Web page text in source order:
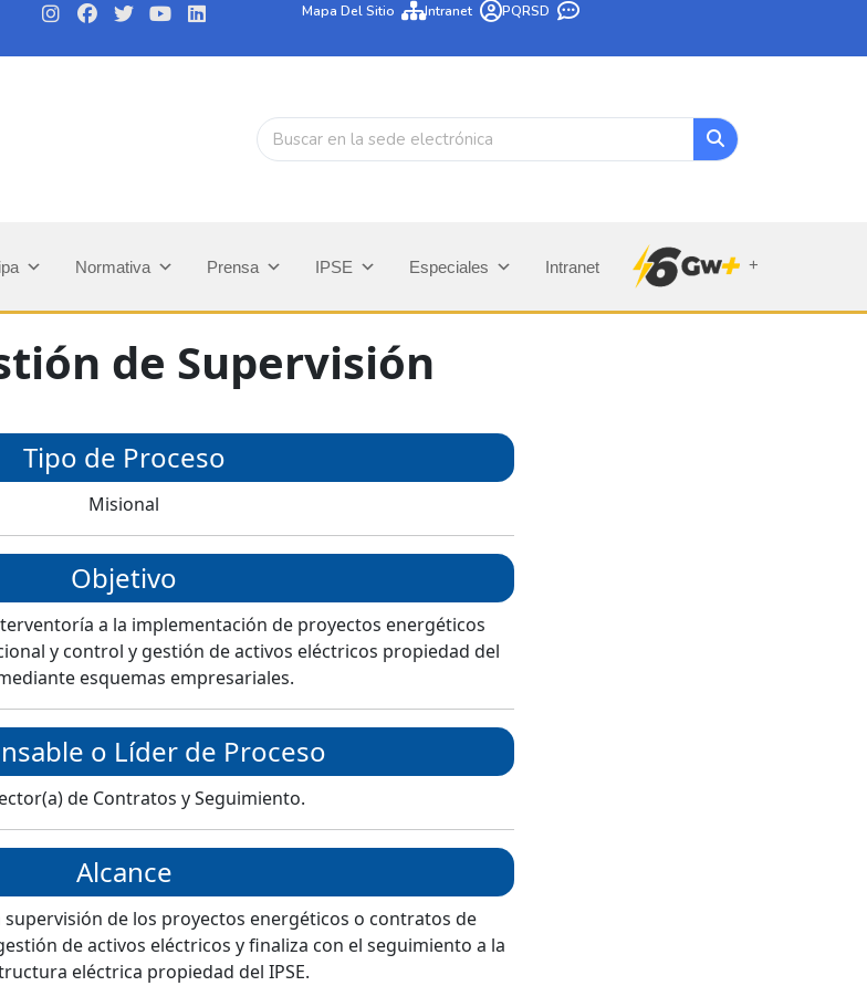
Mapa Del Sitio Intranet PQRSD
Normativa Prensa IPSE Especiales Intranet +
de Supervisión
Tipo de Proceso
Misional
Objetivo
a la implementación de proyectos energéticos
y control y gestión de activos eléctricos propiedad del
esquemas empresariales.
o Líder de Proceso
de Contratos y Seguimiento.
Alcance
de los proyectos energéticos o contratos de
de activos eléctricos y finaliza con el seguimiento a la
eléctrica propiedad del IPSE.